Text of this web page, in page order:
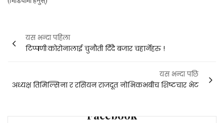
Post
navigation
यस भन्दा पहिला
टिप्पणीःकोरोनालाई चुनौती दिँदै बजार चहार्नेहरु !
यस भन्दा पछि
अध्यक्ष तिमिल्सिना र रसियन राजदूत नोभिकभबीच शिष्टचार भेट
Facebook